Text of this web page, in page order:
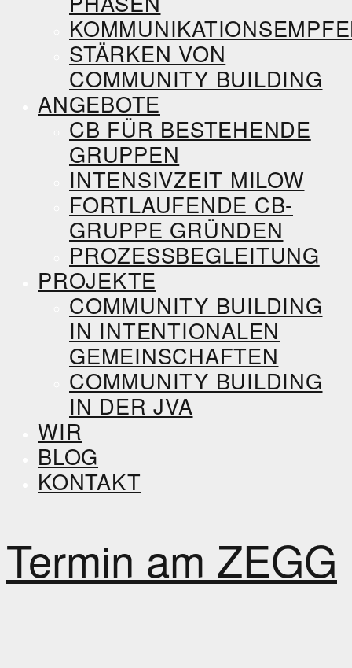
STÄRKEN VON
COMMUNITY BUILDING
ANGEBOTE
CB FÜR BESTEHENDE
GRUPPEN
INTENSIVZEIT MILOW
FORTLAUFENDE CB-
GRUPPE GRÜNDEN
PROZESSBEGLEITUNG
PROJEKTE
COMMUNITY BUILDING
IN INTENTIONALEN
GEMEINSCHAFTEN
COMMUNITY BUILDING
IN DER JVA
WIR
BLOG
KONTAKT
Termin am ZEGG